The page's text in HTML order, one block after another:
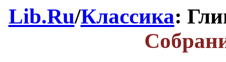
Lib.Ru/Классика: